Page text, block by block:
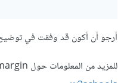
أرجو أن أكون قد وفقت في توضيح
للمزيد من المعلومات حول margin أنصحك بالإطلاع على